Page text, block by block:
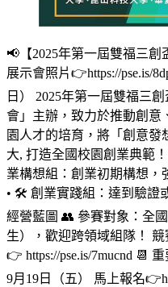
📢【2025年第一屆雙福三
展示會照片👉https://pse.is/
日） 2025年第一屆雙福三
會」主辦，致力於推動創意
園人才的培育，將「創意
大, 打造全國校園創業典範
業構想組：創業初期構想，
• 🛠 創業實踐組：達到驗證
經營藍圖 👥 參賽對象：全
生），歡迎跨領域組隊！
👉 https://pse.is/7mucnd 📆
9月19日（五） 馬上報名